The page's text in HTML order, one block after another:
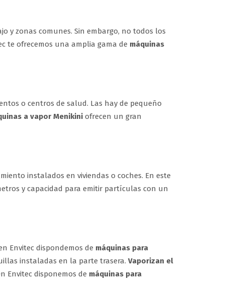
y zonas comunes. Sin embargo, no todos los
te ofrecemos una amplia gama de máquinas
o centros de salud. Las hay de pequeño
a vapor Menikini ofrecen un gran
instalados en viviendas o coches. En este
y capacidad para emitir partículas con un
Envitec dispondemos de máquinas para
instaladas en la parte trasera. Vaporizan el
Envitec disponemos de máquinas para